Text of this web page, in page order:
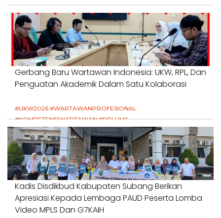
Gerbang Baru Wartawan Indonesia: UKW, RPL, Dan
Penguatan Akademik Dalam Satu Kolaborasi
#UKW2026 #WARTAWANPROFESIONAL
#KOMPETENSIWARTAWAN #RPLUMJ
#PENDIDIKANWARTAWAN #SWINASIONAL #SWIJABAR
1 Agustus 2026
Kadis Disdikbud Kabupaten Subang Berikan
Apresiasi Kepada Lembaga PAUD Peserta Lomba
Video MPLS Dan G7KAIH